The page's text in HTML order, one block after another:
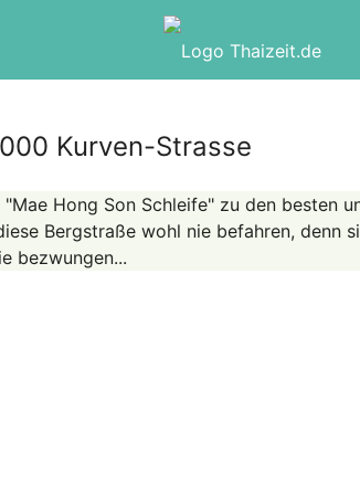
Kurven-Strasse
Hong Son Schleife" zu den besten
Bergstraße wohl nie befahren, denn
bezwungen...